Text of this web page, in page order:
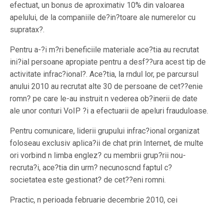
efectuat, un bonus de aproximativ 10% din valoarea
apelului, de la companiile de?in?toare ale numerelor cu
supratax?.
Pentru a-?i m?ri beneficiile materiale ace?tia au recrutat
ini?ial persoane apropiate pentru a desf??ura acest tip de
activitate infrac?ional?. Ace?tia, la rndul lor, pe parcursul
anului 2010 au recrutat alte 30 de persoane de cet??enie
romn? pe care le-au instruit n vederea ob?inerii de date
ale unor conturi VoIP ?i a efectuarii de apeluri frauduloase.
Pentru comunicare, liderii grupului infrac?ional organizat
foloseau exclusiv aplica?ii de chat prin Internet, de multe
ori vorbind n limba englez? cu membrii grup?rii nou-
recruta?i, ace?tia din urm? necunoscnd faptul c?
societatea este gestionat? de cet??eni romni.
Practic, n perioada februarie decembrie 2010, cei